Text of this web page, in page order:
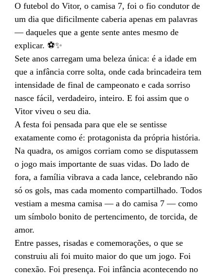
O futebol do Vitor, o camisa 7, foi o fio condutor de
um dia que dificilmente caberia apenas em palavras
— daqueles que a gente sente antes mesmo de
explicar. ⚽✨
Sete anos carregam uma beleza única: é a idade em
que a infância corre solta, onde cada brincadeira tem
intensidade de final de campeonato e cada sorriso
nasce fácil, verdadeiro, inteiro. E foi assim que o
Vitor viveu o seu dia.
A festa foi pensada para que ele se sentisse
exatamente como é: protagonista da própria história.
Na quadra, os amigos corriam como se disputassem
o jogo mais importante de suas vidas. Do lado de
fora, a família vibrava a cada lance, celebrando não
só os gols, mas cada momento compartilhado. Todos
vestiam a mesma camisa — a do camisa 7 — como
um símbolo bonito de pertencimento, de torcida, de
amor.
Entre passes, risadas e comemorações, o que se
construiu ali foi muito maior do que um jogo. Foi
conexão. Foi presença. Foi infância acontecendo no